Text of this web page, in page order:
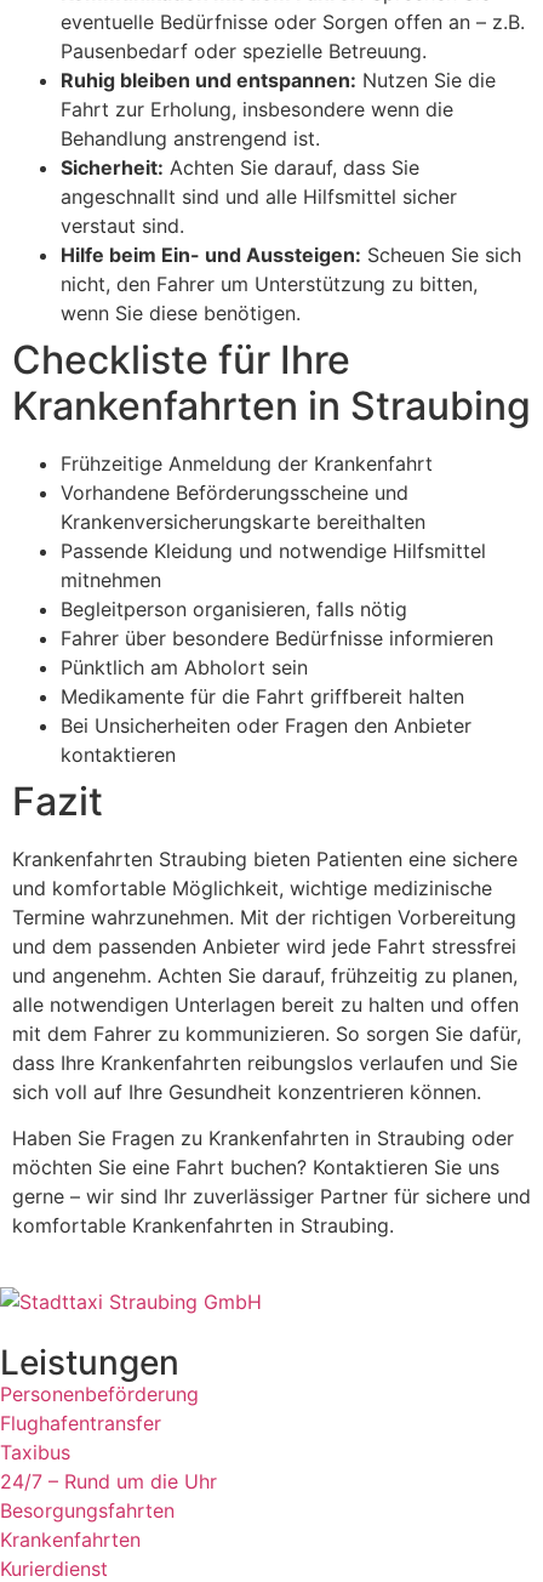
eventuelle Bedürfnisse oder Sorgen offen an – z.B.
Pausenbedarf oder spezielle Betreuung.
Ruhig bleiben und entspannen: Nutzen Sie die
Fahrt zur Erholung, insbesondere wenn die
Behandlung anstrengend ist.
Sicherheit: Achten Sie darauf, dass Sie
angeschnallt sind und alle Hilfsmittel sicher
verstaut sind.
Hilfe beim Ein- und Aussteigen: Scheuen Sie sich
nicht, den Fahrer um Unterstützung zu bitten,
wenn Sie diese benötigen.
Checkliste für Ihre
Krankenfahrten in Straubing
Frühzeitige Anmeldung der Krankenfahrt
Vorhandene Beförderungsscheine und
Krankenversicherungskarte bereithalten
Passende Kleidung und notwendige Hilfsmittel
mitnehmen
Begleitperson organisieren, falls nötig
Fahrer über besondere Bedürfnisse informieren
Pünktlich am Abholort sein
Medikamente für die Fahrt griffbereit halten
Bei Unsicherheiten oder Fragen den Anbieter
kontaktieren
Fazit
Krankenfahrten Straubing bieten Patienten eine sichere
und komfortable Möglichkeit, wichtige medizinische
Termine wahrzunehmen. Mit der richtigen Vorbereitung
und dem passenden Anbieter wird jede Fahrt stressfrei
und angenehm. Achten Sie darauf, frühzeitig zu planen,
alle notwendigen Unterlagen bereit zu halten und offen
mit dem Fahrer zu kommunizieren. So sorgen Sie dafür,
dass Ihre Krankenfahrten reibungslos verlaufen und Sie
sich voll auf Ihre Gesundheit konzentrieren können.
Haben Sie Fragen zu Krankenfahrten in Straubing oder
möchten Sie eine Fahrt buchen? Kontaktieren Sie uns
gerne – wir sind Ihr zuverlässiger Partner für sichere und
komfortable Krankenfahrten in Straubing.
Leistungen
Personenbeförderung
Flughafentransfer
Taxibus
24/7 – Rund um die Uhr
Besorgungsfahrten
Krankenfahrten
Kurierdienst